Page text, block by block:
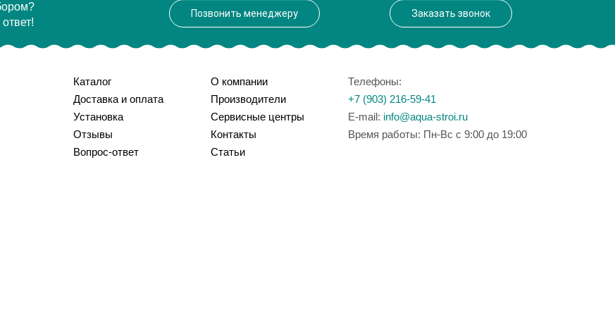
Позвонить менеджеру Заказать звонок
Каталог
Доставка и оплата
Установка
Отзывы
Вопрос-ответ
О компании
Производители
Сервисные центры
Контакты
Статьи
Телефоны:
+7 (903) 216-59-41
E-mail: info@aqua-stroi.ru
Время работы: Пн-Вс с 9:00 до 19:00